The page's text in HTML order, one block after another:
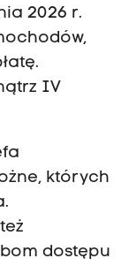
2026 r.
IV
których
dostępu